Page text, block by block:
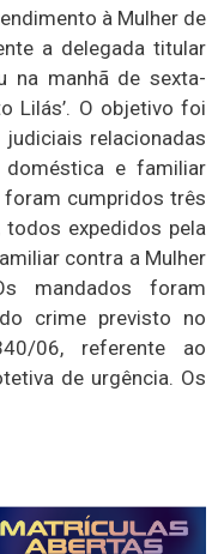
à Mulher de
a delegada titular
na manhã de sexta-
Lilás’. O objetivo foi
relacionadas
doméstica e familiar
foram cumpridos três
todos expedidos pela
contra a Mulher
mandados foram
crime previsto no
06, referente ao
de urgência. Os